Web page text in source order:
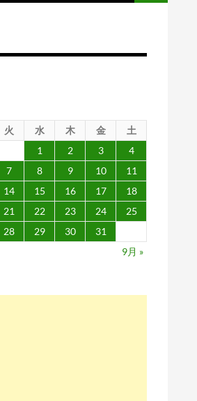
火 水 木 金
土
1
2 3
4
7 8 9 10
11
14 15 16 17
18
21 22 23 24
25
28 29 30
31
9月 »